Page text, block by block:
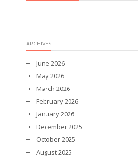
ARCHIVES
June 2026
May 2026
March 2026
February 2026
January 2026
December 2025
October 2025
August 2025